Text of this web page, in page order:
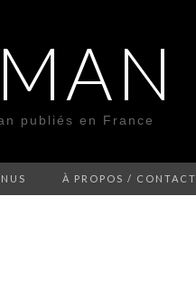
publiés en France
À PROPOS / CONTACT